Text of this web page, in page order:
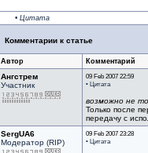
• Цитата
Комментарии к статье
Автор Комментарий
Ангстрем
Участник
09 Feb 2007 22:59
• Цитата
возможно не
Только после
передачу с
SergUA6
Модератор (RIP)
09 Feb 2007 23:28
• Цитата